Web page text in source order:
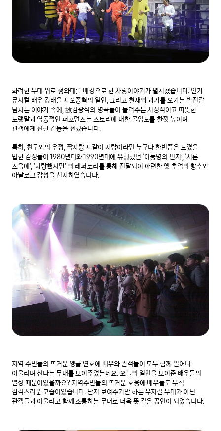
화려한 무대 위로 청와대를 배경으로 한 사랑이야기가 펼쳐쳤습니다. 인기
뮤지컬 배우 강태을과 오종혁의 열연, 그리고 현재와 과거를 오가는 박진감
넘치는 이야기 속에, 故김광석의 명곡들이 들려주는 서정적이고 따뜻한
노랫말과 역동적인 퍼포먼스는 스토리에 대한 몰입도를 한껏 높이며
관객에게 진한 감동을 전했습니다.
특히, 친구와의 우정, 짝사랑과 같이 사람이라면 누구나 한번쯤은 느꼈을
법한 감정들이 1980년대와 1990년대에 유행했던 ‘이등병의 편지’, ‘서른
즈음에’, ‘사랑했지만’ 의 레퍼토리를 통해 전달되어 아련한 옛 추억의 향수와
아날로그 감성을 선사하였습니다.
지역 주민들의 뜨거운 앵콜 연호에 배우와 관객들이 모두 함께 일어나
어울리며 신나는 무대를 보여주었는데요. 오늘의 열연을 보여준 배우들의
열정 때문이었을까요? 지역주민들의 뜨거운 호응에 배우들도 무척
감격스러운 모습이었습니다. 단지 보여주기만 하는 뮤지컬 무대가 아닌
관객들과 어울리고 함께 소통하는 무대로 더욱 뜻 깊은 공연이 되었습니다.